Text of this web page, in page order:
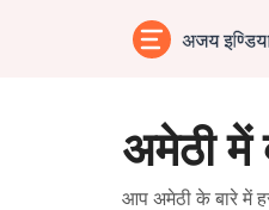
अमेठी में
आप अमेठी के बारे में